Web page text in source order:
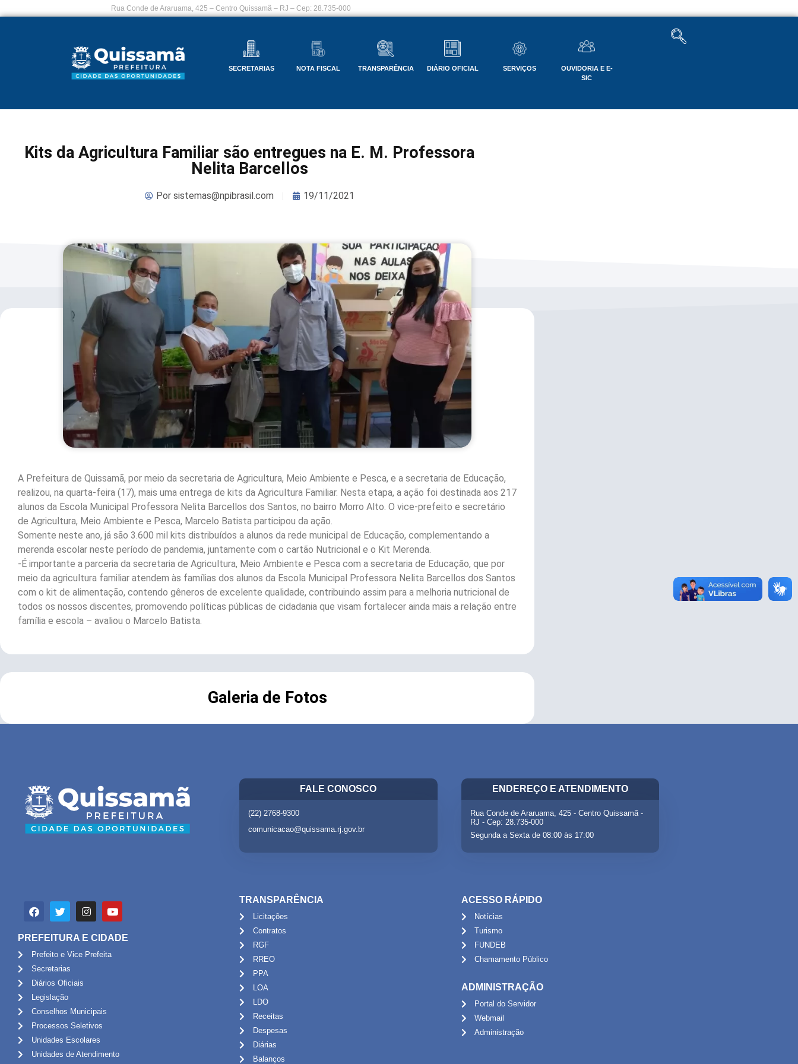
Rua Conde de Araruama, 425 – Centro Quissamã – RJ – Cep: 28.735-000
SECRETARIAS NOTA FISCAL TRANSPARÊNCIA DIÁRIO OFICIAL SERVIÇOS
OUVIDORIA E E-
SIC
Kits da Agricultura Familiar são entregues na E. M. Professora
Nelita Barcellos
Porsistemas@npibrasil.com 19/11/2021
A Prefeitura de Quissamã, por meio da secretaria de Agricultura, Meio Ambiente e Pesca, e a secretaria de Educação,
realizou, na quarta-feira (17), mais uma entrega de kits da Agricultura Familiar. Nesta etapa, a ação foi destinada aos 217
alunos da Escola Municipal Professora Nelita Barcellos dos Santos, no bairro Morro Alto. O vice-prefeito e secretário
de Agricultura, Meio Ambiente e Pesca, Marcelo Batista participou da ação.
Somente neste ano, já são 3.600 mil kits distribuídos a alunos da rede municipal de Educação, complementando a
merenda escolar neste período de pandemia, juntamente com o cartão Nutricional e o Kit Merenda.
-É importante a parceria da secretaria de Agricultura, Meio Ambiente e Pesca com a secretaria de Educação, que por
meio da agricultura familiar atendem às famílias dos alunos da Escola Municipal Professora Nelita Barcellos dos Santos
com o kit de alimentação, contendo gêneros de excelente qualidade, contribuindo assim para a melhoria nutricional de
todos os nossos discentes, promovendo políticas públicas de cidadania que visam fortalecer ainda mais a relação entre
família e escola – avaliou o Marcelo Batista.
Galeria de Fotos
FALE CONOSCO
(22) 2768-9300
comunicacao@quissama.rj.gov.br
ENDEREÇO E ATENDIMENTO
Rua Conde de Araruama, 425 - Centro Quissamã -
RJ - Cep: 28.735-000
Segunda a Sexta de 08:00 às 17:00
PREFEITURA E CIDADE
Prefeito e Vice Prefeita
Secretarias
Diários Oficiais
Legislação
Conselhos Municipais
Processos Seletivos
Unidades Escolares
Unidades de Atendimento
TRANSPARÊNCIA
Licitações
Contratos
RGF
RREO
PPA
LOA
LDO
Receitas
Despesas
Diárias
Balanços
ACESSO RÁPIDO
Notícias
Turismo
FUNDEB
Chamamento Público
ADMINISTRAÇÃO
Portal do Servidor
Webmail
Administração